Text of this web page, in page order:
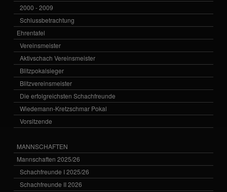
2000 - 2009
Schlussbetrachtung
Ehrentafel
Vereinsmeister
Aktivschach Vereinsmeister
Blitzpokalsieger
Blitzvereinsmeister
Die erfolgreichsten Schachfreunde
Wiedemann-Kretzschmar Pokal
Vorsitzende
MANNSCHAFTEN
Mannschaften 2025/26
Schachfreunde I 2025/26
Schachfreunde II 2026